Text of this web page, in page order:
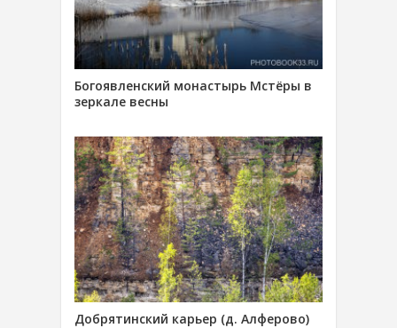
Богоявленский монастырь Мстёры в
зеркале весны
Добрятинский карьер (д. Алферово)